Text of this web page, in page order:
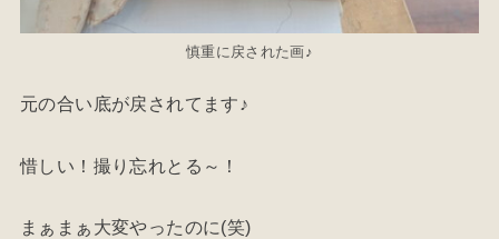
慎重に戻された画♪
元の合い底が戻されてます♪
惜しい！撮り忘れとる～！
まぁまぁ大変やったのに(笑)